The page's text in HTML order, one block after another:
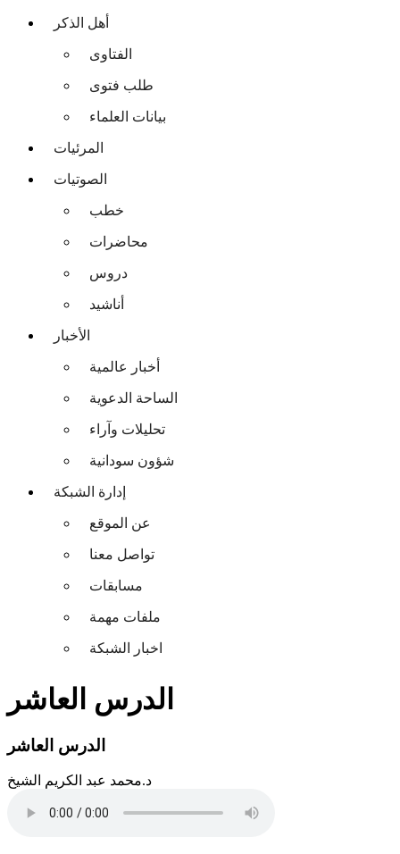
أهل الذكر
الفتاوى
طلب فتوى
بيانات العلماء
المرئيات
الصوتيات
خطب
محاضرات
دروس
أناشيد
الأخبار
أخبار عالمية
الساحة الدعوية
تحليلات وآراء
شؤون سودانية
إدارة الشبكة
عن الموقع
تواصل معنا
مسابقات
ملفات مهمة
اخبار الشبكة
الدرس العاشر
الدرس العاشر
د.محمد عبد الكريم الشيخ